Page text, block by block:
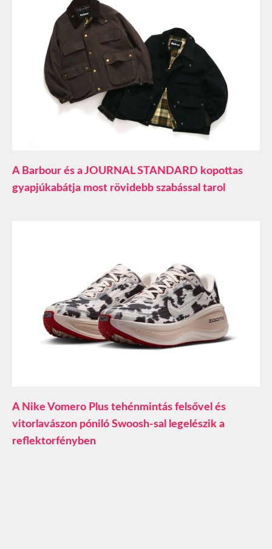
A Barbour és a JOURNAL STANDARD kopottas
gyapjúkabátja most rövidebb szabással tarol
A Nike Vomero Plus tehénmintás felsővel és
vitorlavászon póniló Swoosh-sal legelészik a
reflektorfényben